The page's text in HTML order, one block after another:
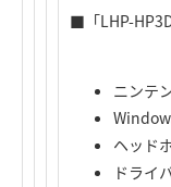
■「LHP-
ニンテ
ヘッド
ドライ